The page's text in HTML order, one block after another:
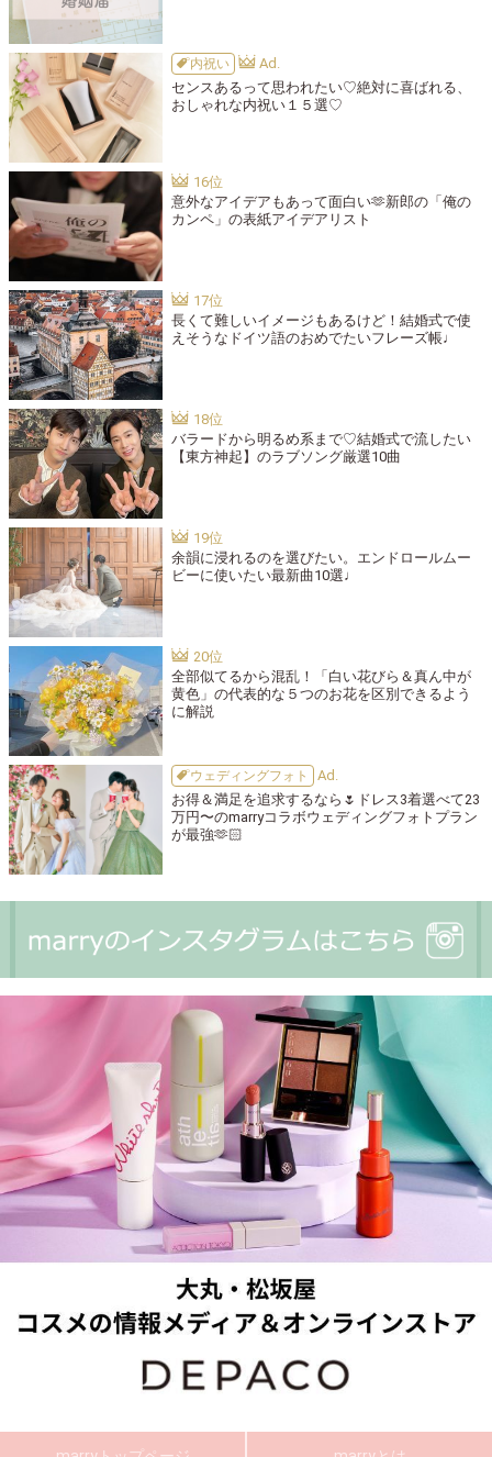
内祝い
センスあるって思われたい♡絶対に喜ばれる、
おしゃれな内祝い１５選♡
意外なアイデアもあって面白い🫶新郎の「俺の
カンペ」の表紙アイデアリスト
長くて難しいイメージもあるけど！結婚式で使
えそうなドイツ語のおめでたいフレーズ帳♩
バラードから明るめ系まで♡結婚式で流したい
【東方神起】のラブソング厳選10曲
余韻に浸れるのを選びたい。エンドロールムー
ビーに使いたい最新曲10選♩
全部似てるから混乱！「白い花びら＆真ん中が
黄色」の代表的な５つのお花を区別できるよう
に解説
ウェディングフォト
お得＆満足を追求するなら🌷ドレス3着選べて23
万円〜のmarryコラボウェディングフォトプラン
が最強🫶🏻